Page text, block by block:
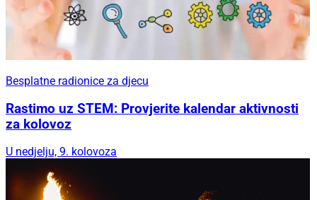
Besplatne radionice za djecu
Rastimo uz STEM: Provjerite kalendar aktivnosti
za kolovoz
U nedjelju, 9. kolovoza